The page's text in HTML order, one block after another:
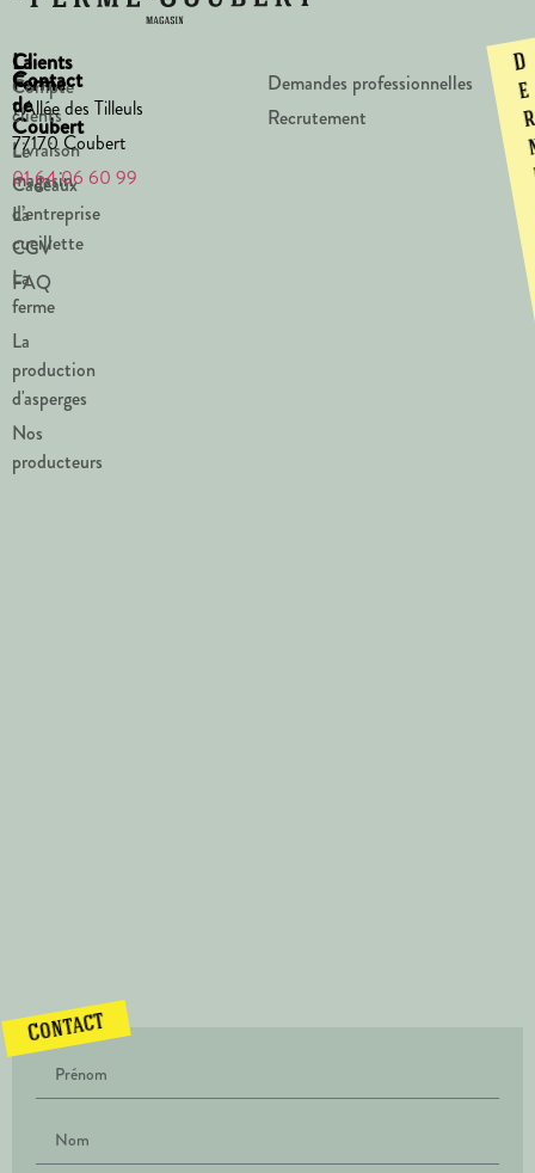
La
Ferme
de
Coubert
Le
magasin
La
cueillette
La
ferme
La
production
d'asperges
Nos
producteurs
Clients
Compte
clients
Livraison
Cadeaux
d’entreprise
CGV
FAQ
Contact
1 Allée des Tilleuls
77170 Coubert
01 64 06 60 99
Demandes professionnelles
Recrutement
D
e
Contact